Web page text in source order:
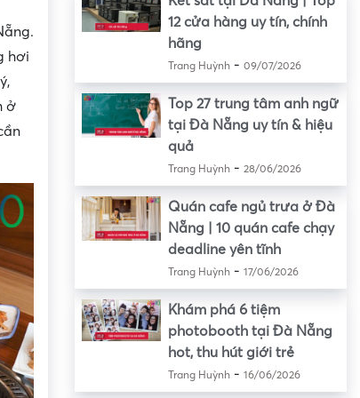
hơi
ở
12 cửa hàng uy tín, chính
hãng
Trang Huỳnh- 09/07/2026
Top 27 trung tâm anh ngữ
tại Đà Nẵng uy tín & hiệu
quả
Trang Huỳnh- 28/06/2026
Quán cafe ngủ trưa ở Đà
Nẵng | 10 quán cafe chạy
deadline yên tĩnh
Trang Huỳnh- 17/06/2026
Khám phá 6 tiệm
photobooth tại Đà Nẵng
hot, thu hút giới trẻ
Trang Huỳnh- 16/06/2026